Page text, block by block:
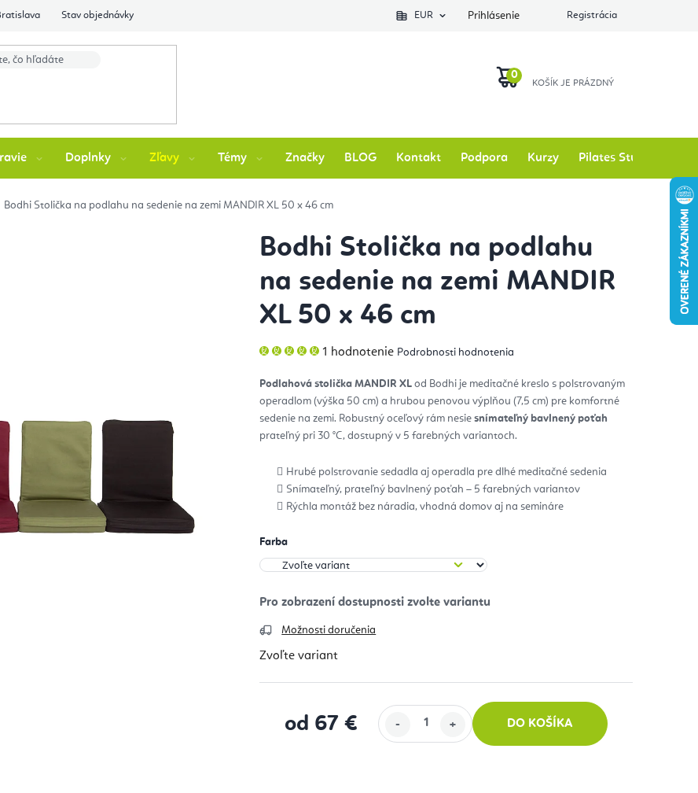
Stav objednávky EUR Prihlásenie Registrácia
KOŠÍK
Doplnky Zľavy Témy Značky BLOG Kontakt Podpora Kurzy Pilates Studio
Bodhi Stolička na podlahu na sedenie na zemi MANDIR XL 50 x 46 cm
Bodhi Stolička na podlahu
na sedenie na zemi MANDIR
XL 50 x 46 cm
Priemerné
hodnotenie
5,0
z
5
hviezdičiek.
1 hodnotenie Podrobnosti hodnotenia
Podlahová stolička MANDIR XL od Bodhi je meditačné kreslo s polstrovaným
operadlom (výška 50 cm) a hrubou penovou výplňou (7,5 cm) pre komfortné
sedenie na zemi. Robustný oceľový rám nesiesnímateľný bavlnený poťah
prateľný pri 30 °C, dostupný v 5 farebných variantoch.
Hrubé polstrovanie sedadla aj operadla pre dlhé meditačné sedenia
Snímateľný, prateľný bavlnený poťah – 5 farebných variantov
Rýchla montáž bez náradia, vhodná domov aj na semináre
Farba
Možnosti doručenia
Zvoľte variant
od 67 € DO KOŠÍKA